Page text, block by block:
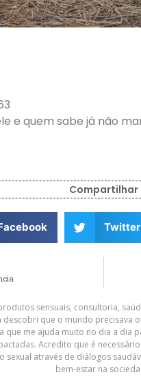
e quem sabe já não
Compartilhar
Twitter
sensuais, consultoria,
que o mundo precisava
que me ajuda muito no dia a dia
Acredito que é
sexual através de diálogos
bem-estar na